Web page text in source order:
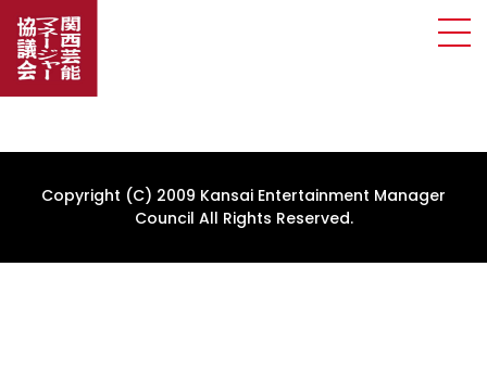
Copyright (C) 2009 Kansai Entertainment Manager
Council All Rights Reserved.